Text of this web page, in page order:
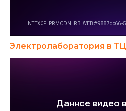
Электролаборатория в ТЦ